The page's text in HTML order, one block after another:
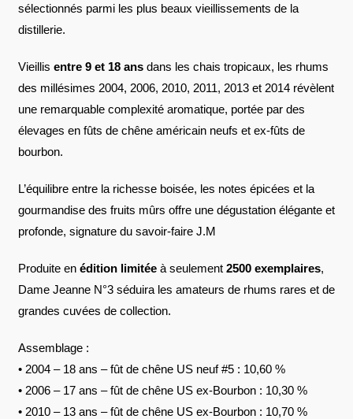
sélectionnés parmi les plus beaux vieillissements de la
distillerie.
Vieillis entre 9 et 18 ansdans les chais tropicaux, les rhums
des millésimes 2004, 2006, 2010, 2011, 2013 et 2014 révèlent
une remarquable complexité aromatique, portée par des
élevages en fûts de chêne américain neufs et ex-fûts de
bourbon.
L’équilibre entre la richesse boisée, les notes épicées et la
gourmandise des fruits mûrs offre une dégustation élégante et
profonde, signature du savoir-faire J.M
Produite en édition limitéeà seulement 2500 exemplaires,
Dame Jeanne N°3 séduira les amateurs de rhums rares et de
grandes cuvées de collection.
Assemblage :
• 2004 – 18 ans – fût de chêne US neuf #5 : 10,60 %
• 2006 – 17 ans – fût de chêne US ex-Bourbon : 10,30 %
• 2010 – 13 ans – fût de chêne US ex-Bourbon : 10,70 %